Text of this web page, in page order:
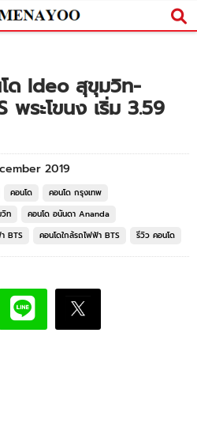
ด Ideo สุขุมวิท-
พระโขนง เริ่ม 3.59
2019
คอนโด
คอนโด กรุงเทพ
ท
คอนโด อนันดา Ananda
BTS คอนโดใกล้รถไฟฟ้า BTS รีวิว คอนโด